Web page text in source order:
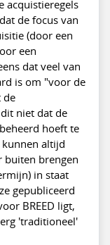
acquistieregels
de focus van
(door een
een
dat veel van
is om "voor de
de
niet dat de
hoeft te
altijd
buiten brengen
in staat
gepubliceerd
BREED ligt,
'traditioneel'